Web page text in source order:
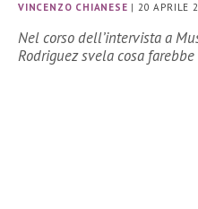
VINCENZO CHIANESE |20 APRILE
Nel corso dell’intervista a
Rodriguez svela cosa